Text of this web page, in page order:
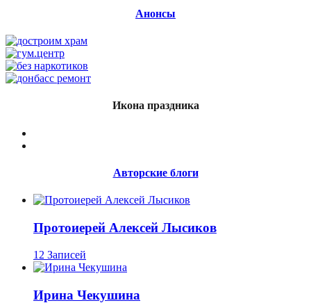
Анонсы
Икона праздника
Авторские блоги
Протоиерей Алексей Лысиков
12 Записей
Ирина Чекушина